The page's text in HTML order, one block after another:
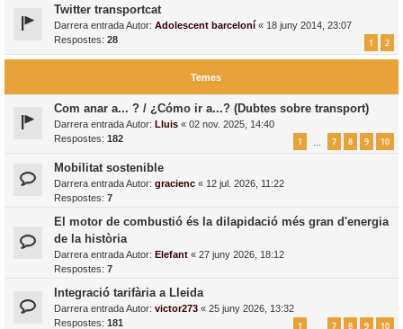
Twitter transportcat
Darrera entrada Autor: Adolescent barceloní « 18 juny 2014, 23:07
Respostes: 28 1 2
Temes
Com anar a... ? / ¿Cómo ir a...? (Dubtes sobre transport)
Darrera entrada Autor: Lluis « 02 nov. 2025, 14:40
Respostes: 182 1 7 8 9 10
Mobilitat sostenible
Darrera entrada Autor: gracienc « 12 jul. 2026, 11:22
Respostes: 7
El motor de combustió és la dilapidació més gran d'energia
de la història
Darrera entrada Autor: Elefant « 27 juny 2026, 18:12
Respostes: 7
Integració tarifària a Lleida
Darrera entrada Autor: victor273 « 25 juny 2026, 13:32
Respostes: 181 1 7 8 9 10